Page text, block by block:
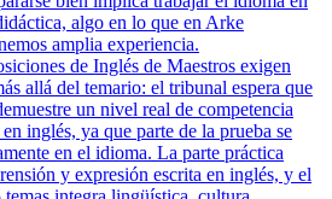
algo en lo que en Arke
amplia experiencia.
de Inglés de Maestros exigen
allá del temario: el tribunal espera que
un nivel real de competencia
inglés, ya que parte de la prueba se
en el idioma. La parte práctica
y expresión escrita en inglés, y el